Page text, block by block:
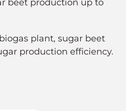
beet production up to
plant, sugar beet
production efficiency.